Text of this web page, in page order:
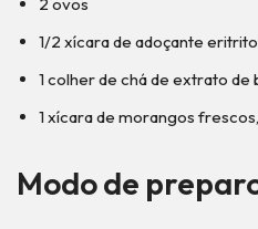
1/2 xícara de adoçante
1 colher de chá de extrato de
1 xícara de morangos
Modo de